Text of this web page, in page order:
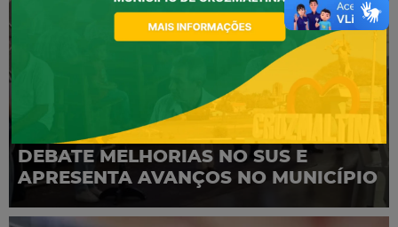
CONFERÊNCIA MUNICIPAL DE SAÚDE
DEBATE MELHORIAS NO SUS E
APRESENTA AVANÇOS NO MUNICÍPIO